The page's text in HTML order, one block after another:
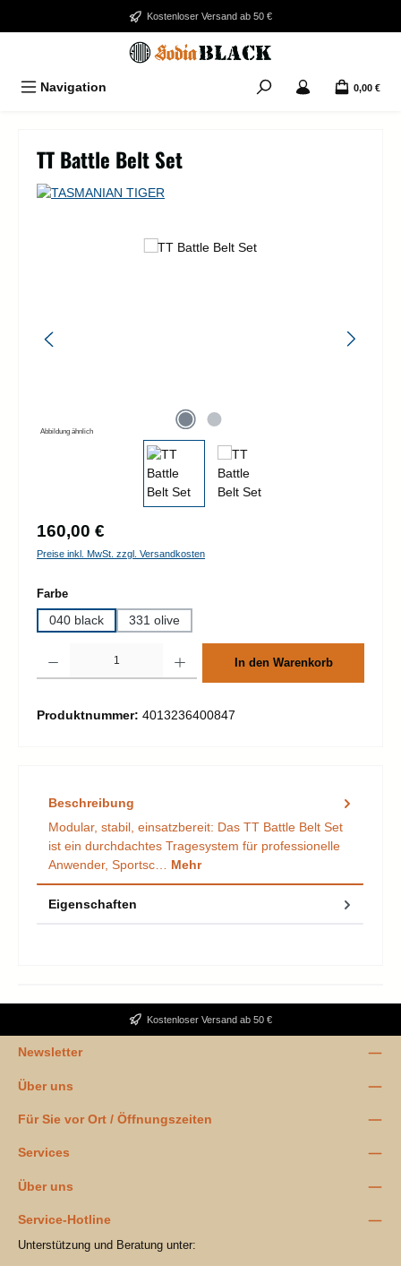
Zum Hauptinhalt springenKostenloser Versand ab 50 €
Navigation 0,00 €
TT Battle Belt Set
Bildergalerie überspringen
Abbildung ähnlich
Regulärer Preis:
160,00 €
Preise inkl. MwSt. zzgl. Versandkosten
Farbeauswählen
040 black 331 olive
In den Warenkorb
Produktnummer: 4013236400847
Beschreibung
Modular, stabil, einsatzbereit: Das TT Battle Belt Set
ist ein durchdachtes Tragesystem für professionelle
Anwender, Sportsc… Mehr
Eigenschaften
Kostenloser Versand ab 50 €
Newsletter
Über uns
Für Sie vor Ort / Öffnungszeiten
Services
Über uns
Service-Hotline
Unterstützung und Beratung unter: